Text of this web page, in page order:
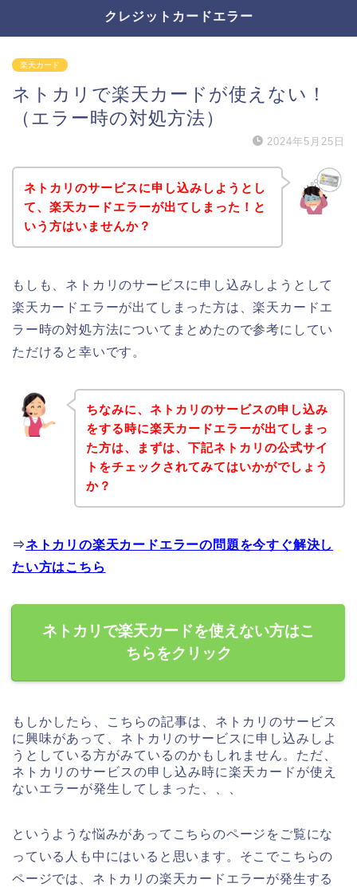
クレジットカードエラー
楽天カード
ネトカリで楽天カードが使えない！
（エラー時の対処方法）
2024年5月25日
ネトカリのサービスに申し込みしようとし
て、楽天カードエラーが出てしまった！と
いう方はいませんか？
もしも、ネトカリのサービスに申し込みしようとして
楽天カードエラーが出てしまった方は、楽天カードエ
ラー時の対処方法についてまとめたので参考にしてい
ただけると幸いです。
ちなみに、ネトカリのサービスの申し込み
をする時に楽天カードエラーが出てしまっ
た方は、まずは、下記ネトカリの公式サイ
トをチェックされてみてはいかがでしょう
か？
⇒ネトカリの楽天カードエラーの問題を今すぐ解決し
たい方はこちら
ネトカリで楽天カードを使えない方はこ
ちらをクリック
もしかしたら、こちらの記事は、ネトカリのサービス
に興味があって、ネトカリのサービスに申し込みしよ
うとしている方がみているのかもしれません。ただ、
ネトカリのサービスの申し込み時に楽天カードが使え
ないエラーが発生してしまった、、、
というような悩みがあってこちらのページをご覧にな
っている人も中にはいると思います。そこでこちらの
ページでは、ネトカリの楽天カードエラーが発生する